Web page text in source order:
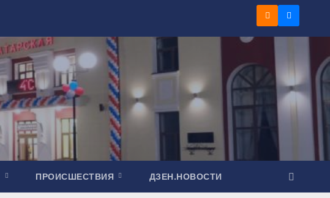
ПРОИСШЕСТВИЯ ДЗЕН.НОВОСТИ